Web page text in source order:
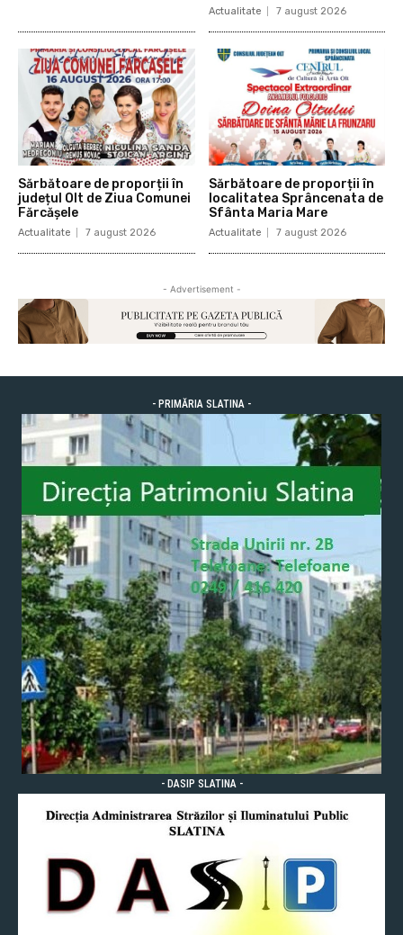
Actualitate 7 august 2026
Sărbătoare de proporții în
județul Olt de Ziua Comunei
Fărcășele
Actualitate 7 august 2026
Sărbătoare de proporții în
localitatea Sprâncenata de
Sfânta Maria Mare
Actualitate 7 august 2026
- Advertisement -
- PRIMĂRIA SLATINA -
- DASIP SLATINA -